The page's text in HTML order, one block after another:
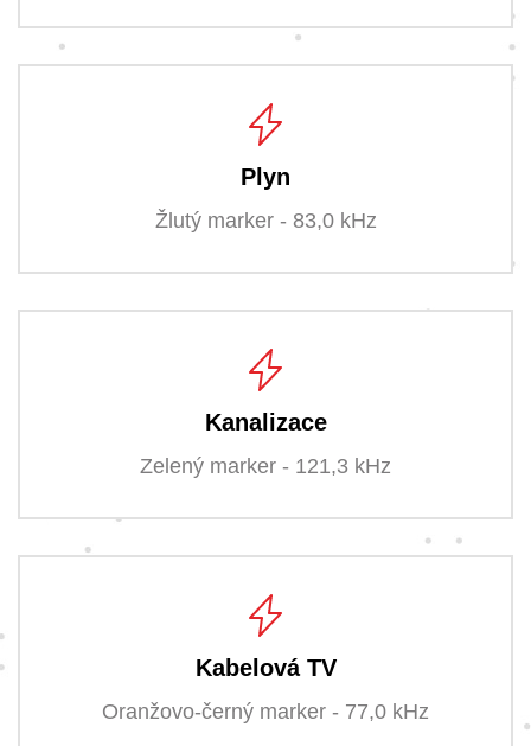
Plyn
Žlutý marker - 83,0 kHz
Kanalizace
Zelený marker - 121,3 kHz
Kabelová TV
Oranžovo-černý marker - 77,0 kHz